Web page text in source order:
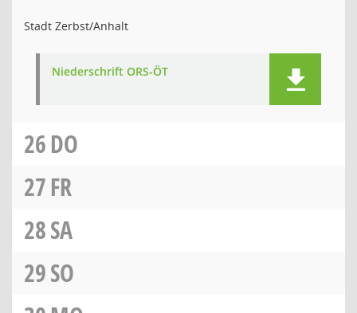
Stadt Zerbst/Anhalt
Niederschrift ORS-ÖT
26DO
27FR
28SA
29SO